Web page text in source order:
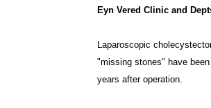
Eyn Vered Clinic and
Laparoscopic
"missing stones" have
years after operation.